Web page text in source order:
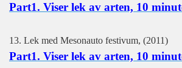
Part1. Viser lek av arten, 10
13. Lek med Mesonauto festivum, (2011)
Part1. Viser lek av arten, 10